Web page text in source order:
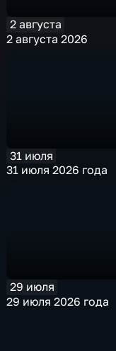
2 августа
2 августа 2026
31 июля
31 июля 2026 года
29 июля
29 июля 2026 года